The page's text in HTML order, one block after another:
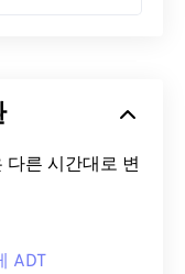
다른 시간대로 변
ADT